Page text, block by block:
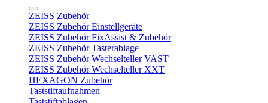
ZEISS Zubehör
ZEISS Zubehör Einstellgeräte
ZEISS Zubehör FixAssist & Zubehör
ZEISS Zubehör Tasterablage
ZEISS Zubehör Wechselteller VAST
ZEISS Zubehör Wechselteller XXT
HEXAGON Zubehör
Taststiftaufnahmen